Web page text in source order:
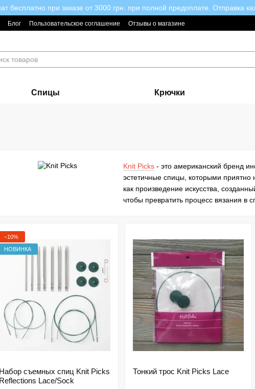
бесплатно при заказе от 3000 грн. при полной предоплате. Отправка
Блог Пользовательское соглашение Отзывы о магазине
Спицы Крючки
Knit Picks - это американский бренд
эстетичные спицы, которыми приятно
как произведение искусства,
чтобы превратить процесс вязания в
−10%
НОВИНКА
Набор съемных спиц Knit Picks
Reflections Lace/Sock
Тонкий трос Knit Picks Lace